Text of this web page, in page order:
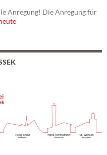
Anregung! Die Anregung für